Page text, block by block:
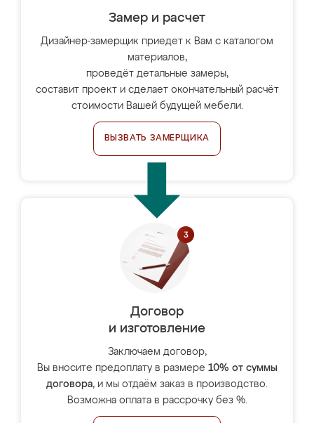
Замер и расчет
Дизайнер-замерщик приедет к Вам с каталогом
материалов,
проведёт детальные замеры,
составит проект и сделает окончательный расчёт
стоимости Вашей будущей мебели.
ВЫЗВАТЬ ЗАМЕРЩИКА
Договор
и изготовление
Заключаем договор,
Вы вносите предоплату в размере 10% от суммы
договора, и мы отдаём заказ в производство.
Возможна оплата в рассрочку без %.